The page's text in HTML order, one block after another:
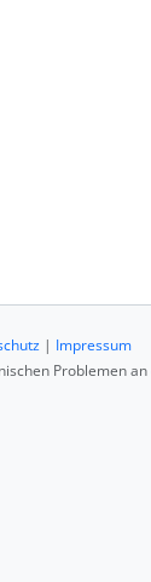
| Impressum
Problemen an